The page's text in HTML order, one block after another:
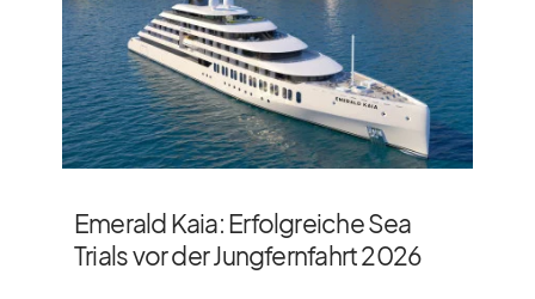
Emerald Kaia: Erfolgreiche Sea
Trials vor der Jungfernfahrt 2026